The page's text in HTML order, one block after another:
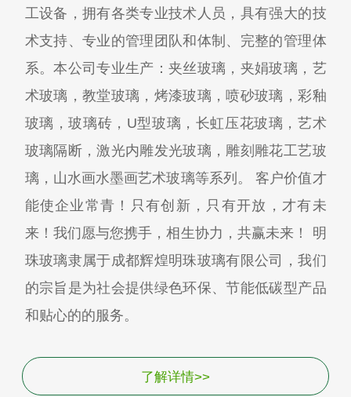
工设备，拥有各类专业技术人员，具有强大的技
术支持、专业的管理团队和体制、完整的管理体
系。本公司专业生产：夹丝玻璃，夹娟玻璃，艺
术玻璃，教堂玻璃，烤漆玻璃，喷砂玻璃，彩釉
玻璃，玻璃砖，U型玻璃，长虹压花玻璃，艺术
玻璃隔断，激光内雕发光玻璃，雕刻雕花工艺玻
璃，山水画水墨画艺术玻璃等系列。 客户价值才
能使企业常青！只有创新，只有开放，才有未
来！我们愿与您携手，相生协力，共赢未来！ 明
珠玻璃隶属于成都辉煌明珠玻璃有限公司，我们
的宗旨是为社会提供绿色环保、节能低碳型产品
和贴心的的服务。
了解详情>>